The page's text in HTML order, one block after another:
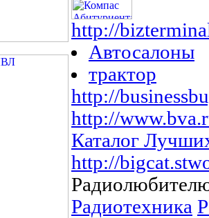
http://
Автосалоны
трактор
http://
http://
Каталог
http://
Радиотехника